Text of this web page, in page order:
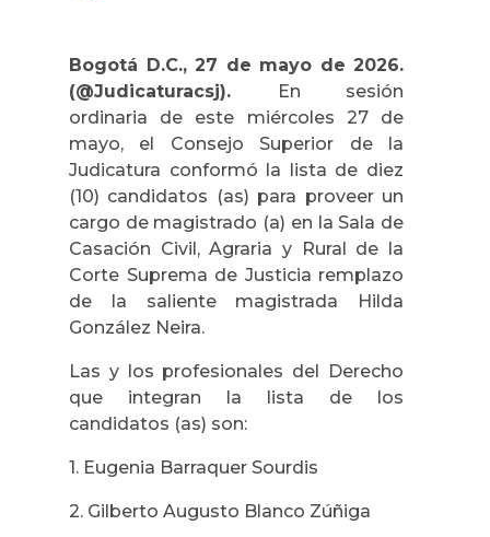
Bogotá D.C., 27 de mayo de 2026.
(@Judicaturacsj).
En sesión
ordinaria de este miércoles 27 de
mayo, el Consejo Superior de la
Judicatura conformó la lista de diez
(10) candidatos (as) para proveer un
cargo de magistrado (a) en la Sala de
Casación Civil, Agraria y Rural de la
Corte Suprema de Justicia remplazo
de la saliente magistrada Hilda
González Neira.
Las y los profesionales del Derecho
que integran la lista de los
candidatos (as) son:
1. Eugenia Barraquer Sourdis
2. Gilberto Augusto Blanco Zúñiga